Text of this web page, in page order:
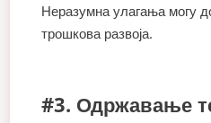
Неразумна улагања могу
трошкова развоја.
#3. Одржавање